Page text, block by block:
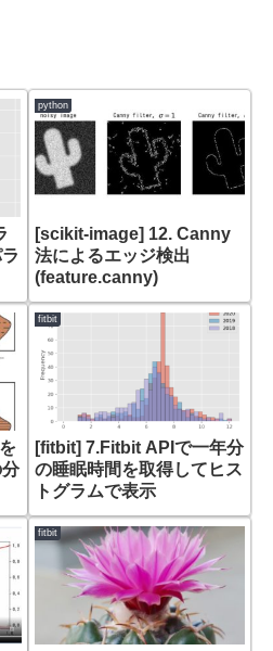
python
[scikit-image] 12. Canny
法によるエッジ検出
(feature.canny)
fitbit
[fitbit] 7.Fitbit APIで一年分
の睡眠時間を取得してヒス
トグラムで表示
fitbit